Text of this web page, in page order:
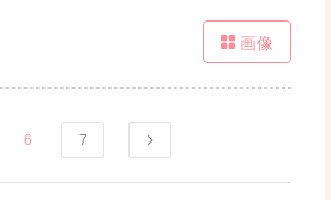
画像
6 7